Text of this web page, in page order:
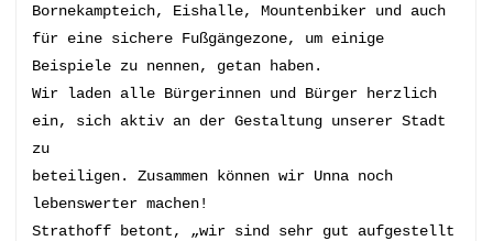
Bornekampteich, Eishalle, Mountenbiker und auch
für eine sichere Fußgängezone, um einige
Beispiele zu nennen, getan haben.
Wir laden alle Bürgerinnen und Bürger herzlich
ein, sich aktiv an der Gestaltung unserer Stadt
zu
beteiligen. Zusammen können wir Unna noch
lebenswerter machen!
Strathoff betont, „wir sind sehr gut aufgestellt